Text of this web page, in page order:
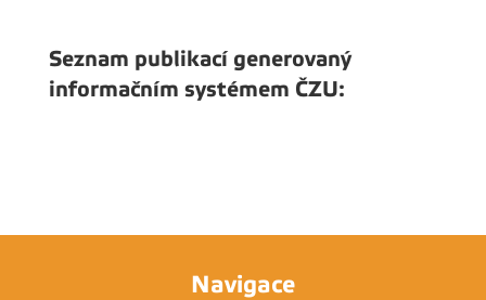
Seznam publikací generovaný
informačním systémem ČZU:
Navigace